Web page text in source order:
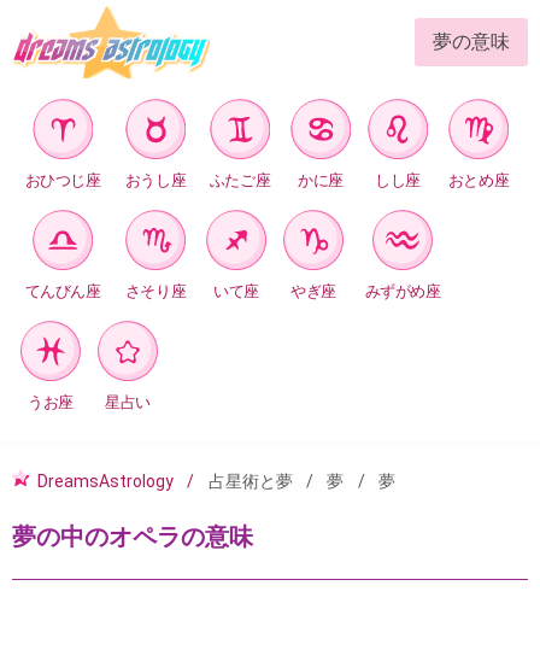
夢の意味
おひつじ座 おうし座 ふたご座 かに座 しし座 おとめ座
てんびん座 さそり座 いて座 やぎ座 みずがめ座
うお座 星占い
DreamsAstrology 占星術と夢 夢 夢
夢の中のオペラの意味